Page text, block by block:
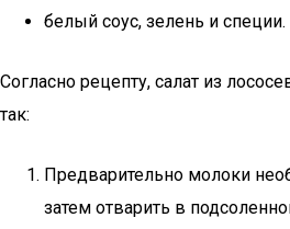
белый соус, зелень и специи.
Согласно рецепту, салат из
так:
Предварительно молоки
затем отварить в